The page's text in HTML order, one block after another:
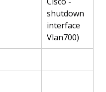
shutdown
interface
Vlan700)